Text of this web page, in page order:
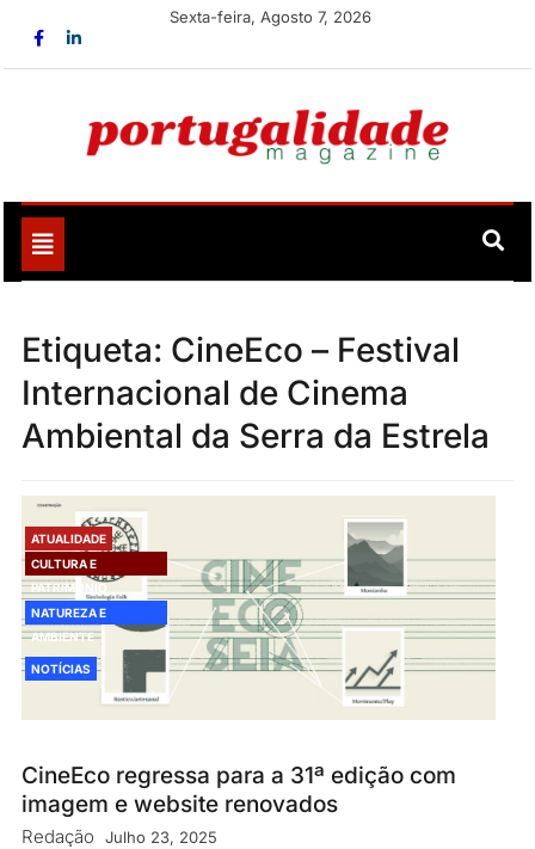
Sexta-feira, Agosto 7, 2026
Portugalidade
Toggle
navigation
Etiqueta: CineEco – Festival
Internacional de Cinema
Ambiental da Serra da Estrela
ATUALIDADE
CULTURA E
PATRIMÓNIO
NATUREZA E
AMBIENTE
NOTÍCIAS
CineEco regressa para a 31ª edição com
imagem e website renovados
Redação Julho 23, 2025